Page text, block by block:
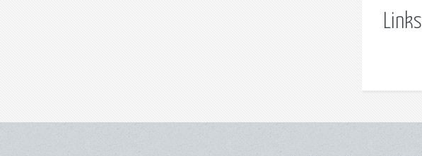
Links